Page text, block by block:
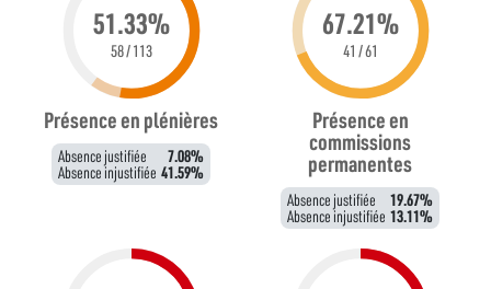
51.33%
58 / 113
Présence en plénières
Absence justifiée 7.08%
Absence injustifiée 41.59%
67.21%
41 / 61
Présence en
commissions
permanentes
Absence justifiée 19.67%
Absence injustifiée 13.11%